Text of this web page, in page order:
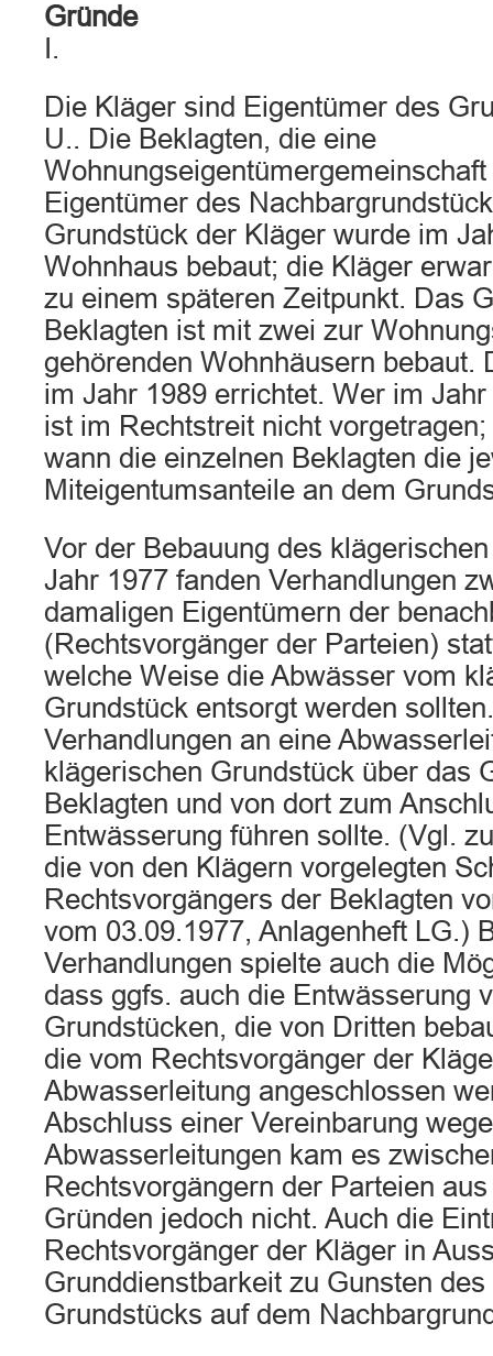
Gründe
I.
Die Kläger sind Eigentümer des
U.. Die Beklagten, die eine
Eigentümer des
Grundstück der Kläger wurde im
Wohnhaus bebaut; die Kläger
zu einem späteren Zeitpunkt. Das
Beklagten ist mit zwei zur
gehörenden Wohnhäusern bebaut.
im Jahr 1989 errichtet. Wer im
ist im Rechtstreit nicht
wann die einzelnen Beklagten die
Miteigentumsanteile an dem
Vor der Bebauung des
Jahr 1977 fanden Verhandlungen
damaligen Eigentümern der
(Rechtsvorgänger der Parteien)
welche Weise die Abwässer vom
Grundstück entsorgt werden
Verhandlungen an eine
klägerischen Grundstück über das
Beklagten und von dort zum
Entwässerung führen sollte. (Vgl.
die von den Klägern vorgelegten
Rechtsvorgängers der Beklagten
vom 03.09.1977, Anlagenheft LG.)
Verhandlungen spielte auch die
dass ggfs. auch die Entwässerung
Grundstücken, die von Dritten
die vom Rechtsvorgänger der
Abwasserleitung angeschlossen
Abschluss einer Vereinbarung
Abwasserleitungen kam es
Rechtsvorgängern der Parteien
Gründen jedoch nicht. Auch die
Rechtsvorgänger der Kläger in
Grunddienstbarkeit zu Gunsten
Grundstücks auf dem